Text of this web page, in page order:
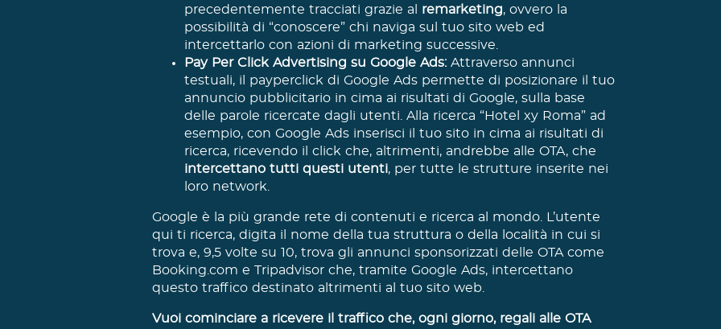
precedentemente tracciati grazie al remarketing, ovvero la
possibilità di “conoscere” chi naviga sul tuo sito web ed
intercettarlo con azioni di marketing successive.
Pay Per Click Advertising su Google Ads: Attraverso annunci
testuali, il payperclick di Google Ads permette di posizionare il tuo
annuncio pubblicitario in cima ai risultati di Google, sulla base
delle parole ricercate dagli utenti. Alla ricerca “Hotel xy Roma” ad
esempio, con Google Ads inserisci il tuo sito in cima ai risultati di
ricerca, ricevendo il click che, altrimenti, andrebbe alle OTA, che
intercettano tutti questi utenti, per tutte le strutture inserite nei
loro network.
Google è la più grande rete di contenuti e ricerca al mondo. L’utente
qui ti ricerca, digita il nome della tua struttura o della località in cui si
trova e, 9,5 volte su 10, trova gli annunci sponsorizzati delle OTA come
Booking.com e Tripadvisor che, tramite Google Ads, intercettano
questo traffico destinato altrimenti al tuo sito web.
Vuoi cominciare a ricevere il traffico che, ogni giorno, regali alle OTA